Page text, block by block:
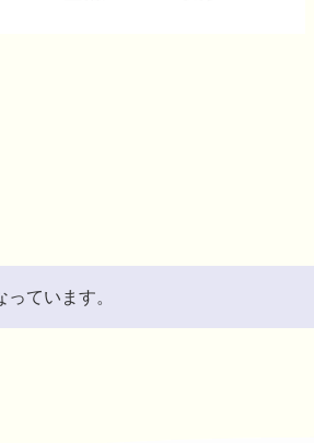
ています。